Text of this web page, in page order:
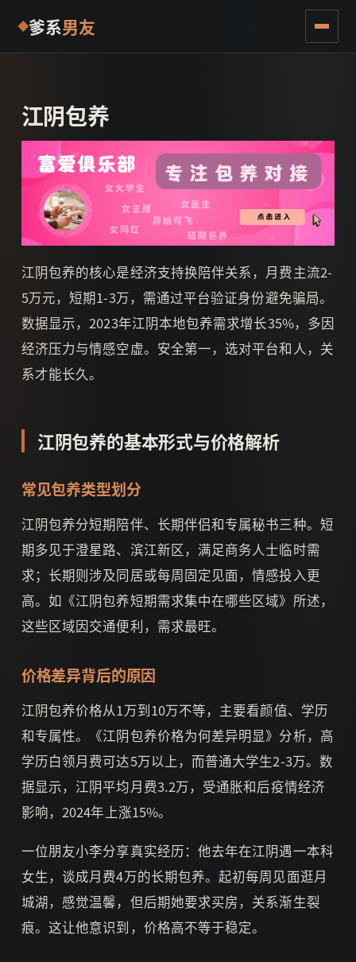
爹系男友
江阴包养
江阴包养的核心是经济支持换陪伴关系，月费主流2-
5万元，短期1-3万，需通过平台验证身份避免骗局。
数据显示，2023年江阴本地包养需求增长35%，多因
经济压力与情感空虚。安全第一，选对平台和人，关
系才能长久。
江阴包养的基本形式与价格解析
常见包养类型划分
江阴包养分短期陪伴、长期伴侣和专属秘书三种。短
期多见于澄星路、滨江新区，满足商务人士临时需
求；长期则涉及同居或每周固定见面，情感投入更
高。如《江阴包养短期需求集中在哪些区域》所述，
这些区域因交通便利，需求最旺。
价格差异背后的原因
江阴包养价格从1万到10万不等，主要看颜值、学历
和专属性。《江阴包养价格为何差异明显》分析，高
学历白领月费可达5万以上，而普通大学生2-3万。数
据显示，江阴平均月费3.2万，受通胀和后疫情经济
影响，2024年上涨15%。
一位朋友小李分享真实经历：他去年在江阴遇一本科
女生，谈成月费4万的长期包养。起初每周见面逛月
城湖，感觉温馨，但后期她要求买房，关系渐生裂
痕。这让他意识到，价格高不等于稳定。